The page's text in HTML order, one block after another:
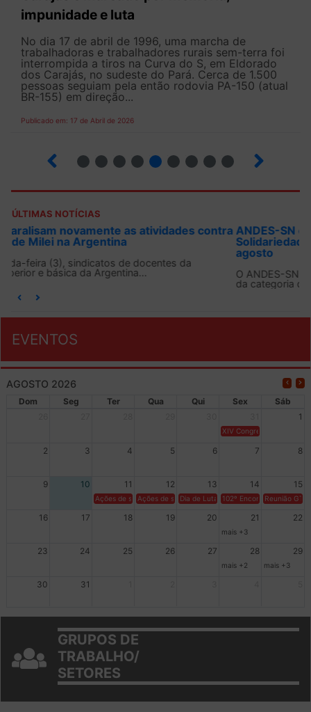
impunidade e luta
No dia 17 de abril de 1996, uma marcha de
trabalhadoras e trabalhadores rurais sem-terra foi
interrompida a tiros na Curva do S, em Eldorado
dos Carajás, no sudeste do Pará. Cerca de 1.500
pessoas seguiam pela então rodovia PA-150 (atual
BR-155) em direção...
Publicado em: 17 de Abril de 2026
ÚLTIMAS NOTÍCIAS
ANDES-SN convoca docentes para Dia de
Solidariedade Internacionalista com Cuba em 13 de
O ANDES-SN conclama suas seções sindicais e o conjunto
EVENTOS
AGOSTO 2026
Dom Seg Ter Qua Qui Sex
Sáb
1
XIV Congresso Brasileiro
2 3 4 5 6 7 8
9 10 11 12 13 14 15
Ações de solidariedade a Cuba no Rio Grande do Sul - 100
Ações de solidariedade a Cuba no Rio Grande do
Dia de Luta em Defesa de Cuba e da
102º Encontro da
Reunião
16 17 18 19 20 21 22
mais +3
23 24 25 26 27 28 29
mais +2 mais +3
30 31
GRUPOS DE
TRABALHO/
SETORES